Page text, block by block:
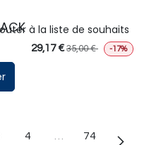
29,17€ 35,00€ -17%
à la liste de souhaits
4 … 74